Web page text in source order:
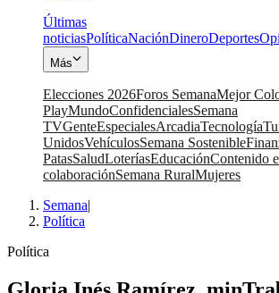
Últimas
noticiasPolíticaNaciónDineroDeportes
Más
Elecciones 2026Foros SemanaMejor
PlayMundoConfidencialesSemana
TVGenteEspecialesArcadiaTecnología
UnidosVehículosSemana Sostenible
PatasSaludLoteríasEducaciónContenido
colaboraciónSemana RuralMujeres
Semana|
Política
Política